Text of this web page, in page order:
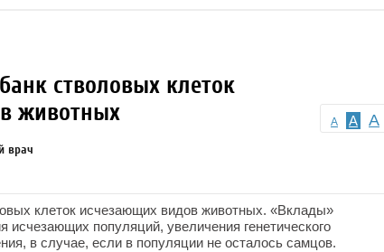
A A A
стволовых клеток
животных
врач
клеток исчезающих видов животных. «Вклады»
исчезающих популяций, увеличения генетического
в случае, если в популяции не осталось самцов.